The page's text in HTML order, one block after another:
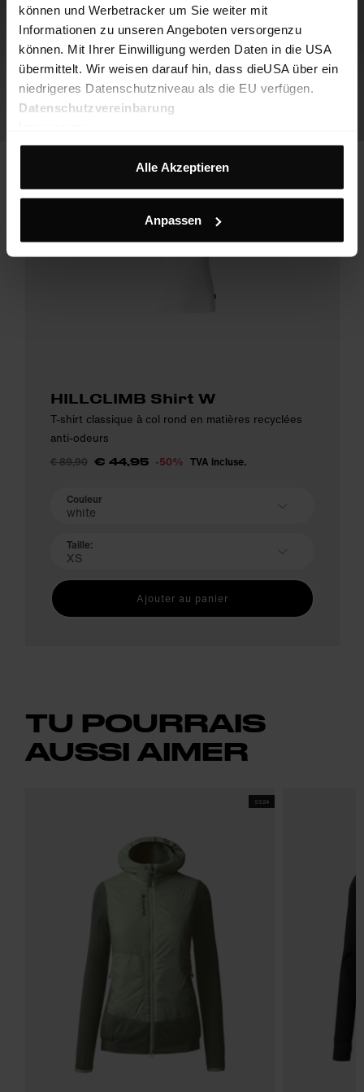
können und Werbetracker um Sie weiter mit
Informationen zu unseren Angeboten versorgenzu
können. Mit Ihrer Einwilligung werden Daten in die USA
übermittelt. Wir weisen darauf hin, dass dieUSA über ein
niedrigeres Datenschutzniveau als die EU verfügen.
Datenschutzvereinbarung
Alle Akzeptieren
Anpassen
HILLCLIMB Shirt W
T-shirt classique à col rond en matières recyclées
anti-odeurs
€ 89,90 € 44,95 -50% TVA incluse.
Couleur
white
Taille:
XS
Ajouter au panier
TU POURRAIS
AUSSI AIMER
SS24